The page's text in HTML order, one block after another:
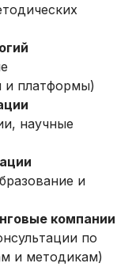
и платформы)
научные
и
компании
по
и методикам)